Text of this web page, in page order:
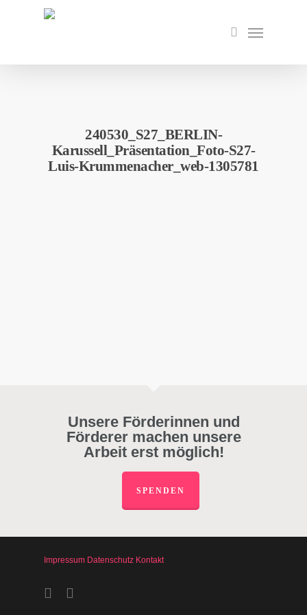
search
Menu
240530_S27_BERLIN-
Karussell_Präsentation_Foto-S27-
Luis-Krummenacher_web-1305781
Unsere Förderinnen und
Förderer machen unsere
Arbeit erst möglich!
SPENDEN
Impressum Datenschutz Kontakt
facebookinstagram